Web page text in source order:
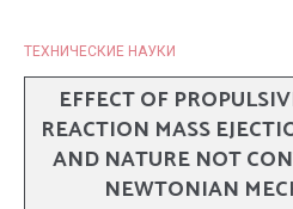
ТЕХНИЧЕСКИЕ НАУКИ
EFFECT OF
REACTION MASS
AND NATURE NOT
NEWTONIAN